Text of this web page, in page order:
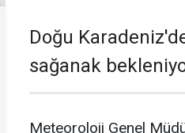
Doğu
sağanak
Meteoroloji Genel